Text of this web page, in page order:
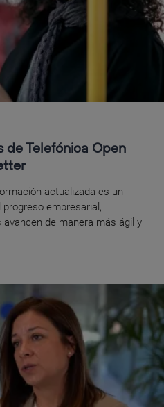
de Telefónica Open
actualizada es un
empresarial,
de manera más ágil y